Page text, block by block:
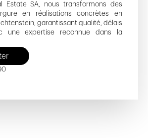
Estate SA, nous transformons des
en réalisations concrètes en
garantissant qualité, délais
une expertise reconnue dans la